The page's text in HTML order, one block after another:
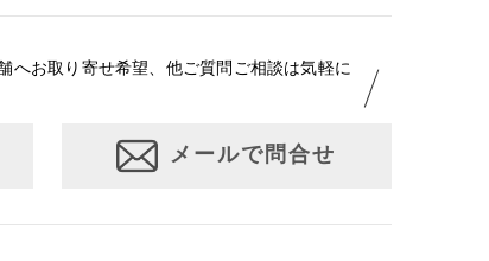
へお取り寄せ希望、他ご質問ご相談は気軽に
メールで問合せ